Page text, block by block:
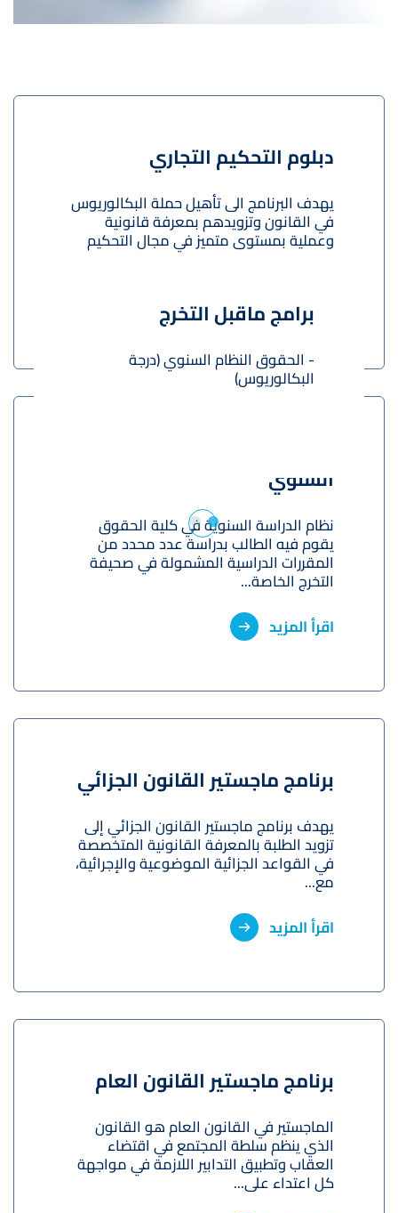
برامج ماقبل التخرج
- الحقوق النظام السنوي (درجة
البكالوريوس)
دبلوم التحكيم التجاري
يهدف البرنامج الى تأهيل حملة البكالوريوس
في القانون وتزويدهم بمعرفة قانونية
وعملية بمستوى متميز في مجال التحكيم
اقرأ المزيد
السنوي
نظام الدراسة السنوية في كلية الحقوق
يقوم فيه الطالب بدراسة عدد محدد من
المقررات الدراسية المشمولة في صحيفة
التخرج الخاصة...
اقرأ المزيد
برنامج ماجستير القانون الجزائي
يهدف برنامج ماجستير القانون الجزائي إلى
تزويد الطلبة بالمعرفة القانونية المتخصصة
في القواعد الجزائية الموضوعية والإجرائية،
مع...
اقرأ المزيد
برنامج ماجستير القانون العام
الماجستير في القانون العام هو القانون
الذي ينظم سلطة المجتمع في اقتضاء
العقاب وتطبيق التدابير اللازمة في مواجهة
كل اعتداء على...